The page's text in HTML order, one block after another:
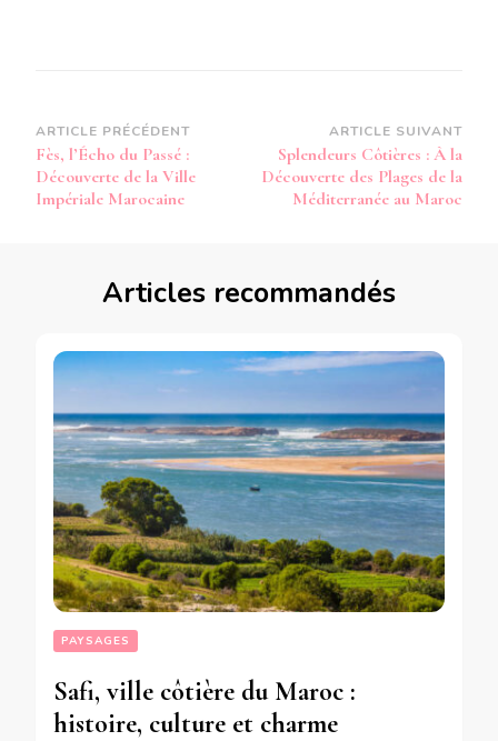
Navigation
d’article
ARTICLE PRÉCÉDENT
Fès, l’Écho du Passé :
Découverte de la Ville
Impériale Marocaine
ARTICLE SUIVANT
Splendeurs Côtières : À la
Découverte des Plages de la
Méditerranée au Maroc
Articles recommandés
PAYSAGES
Safi, ville côtière du Maroc :
histoire, culture et charme